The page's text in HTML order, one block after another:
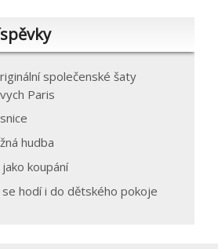
společenské šaty
Paris
hudba
koupání
se hodí i do dětského pokoje